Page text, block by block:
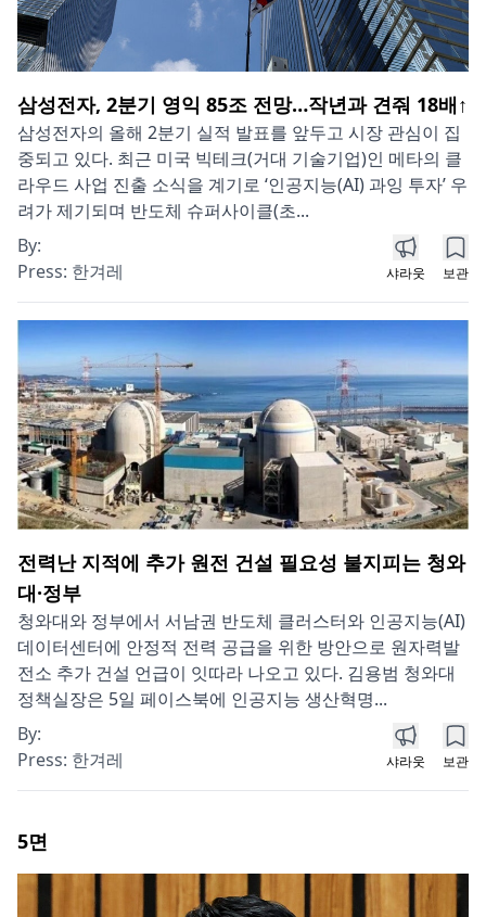
삼성전자, 2분기 영익 85조 전망…작년과 견줘 18배↑
삼성전자의 올해 2분기 실적 발표를 앞두고 시장 관심이 집
중되고 있다. 최근 미국 빅테크(거대 기술기업)인 메타의 클
라우드 사업 진출 소식을 계기로 ‘인공지능(AI) 과잉 투자’ 우
려가 제기되며 반도체 슈퍼사이클(초...
By:
Press: 한겨레 샤라웃 보관
전력난 지적에 추가 원전 건설 필요성 불지피는 청와
대·정부
청와대와 정부에서 서남권 반도체 클러스터와 인공지능(AI)
데이터센터에 안정적 전력 공급을 위한 방안으로 원자력발
전소 추가 건설 언급이 잇따라 나오고 있다. 김용범 청와대
정책실장은 5일 페이스북에 인공지능 생산혁명...
By:
Press: 한겨레 샤라웃 보관
5면